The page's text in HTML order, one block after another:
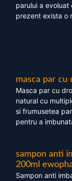
parului a evoluat
prezent exista o
masca par cu
Masca par cu
natural cu
si frumusetea
pentru a
sampon anti
200ml
Sampon anti